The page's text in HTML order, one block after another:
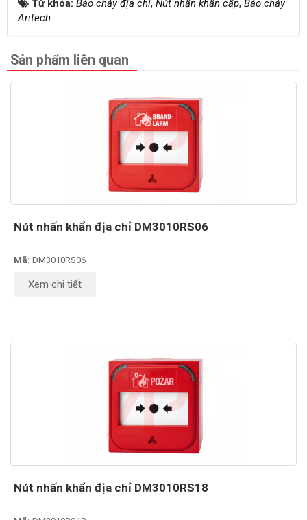
Từ khóa: Báo cháy địa chỉ, Nút nhấn khẩn cấp, Báo cháy
Aritech
Sản phẩm liên quan
Nút nhấn khẩn địa chỉ DM3010RS06
Mã: DM3010RS06
Xem chi tiết
Nút nhấn khẩn địa chỉ DM3010RS18